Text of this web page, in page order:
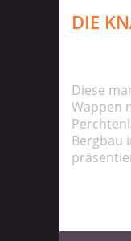
DIE
Diese
Wappen
Bergbau